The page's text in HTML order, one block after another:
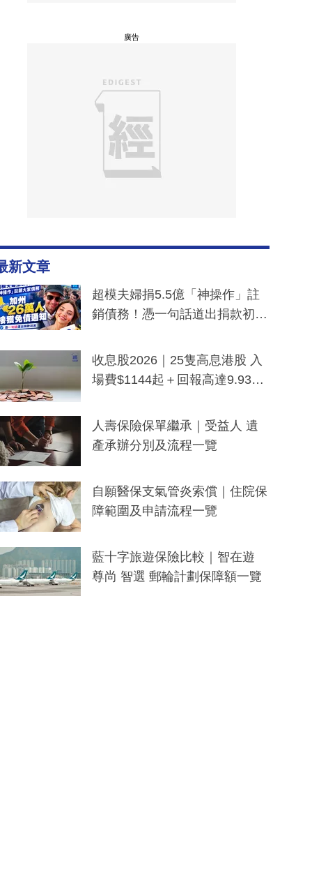
廣告
新文章
超模夫婦捐5.5億「神操作」註
銷債務！憑一句話道出捐款初
一度被誤當詐騙手段
收息股2026｜25隻高息港股 入
場費$1144起＋回報高達9.93
人壽保險保單繼承｜受益人 遺
產承辦分別及流程一覽
自願醫保支氣管炎索償｜住院保
障範圍及申請流程一覽
藍十字旅遊保險比較｜智在遊
尊尚 智選 郵輪計劃保障額一覽